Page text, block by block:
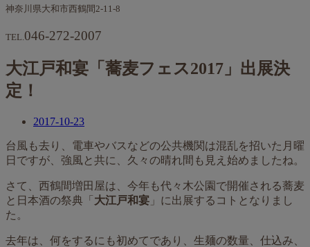
神奈川県大和市西鶴間2-11-8
TEL.046-272-2007
大江戸和宴「蕎麦フェス2017」出展決
定！
2017-10-23
台風も去り、電車やバスなどの公共機関は混乱を招いた月曜
日ですが、強風と共に、久々の晴れ間も見え始めましたね。
さて、西鶴間増田屋は、今年も代々木公園で開催される蕎麦
と日本酒の祭典「 大江戸和宴 」に出展するコトとなりまし
た。
去年は、何をするにも初めてであり、生麺の数量、仕込み、